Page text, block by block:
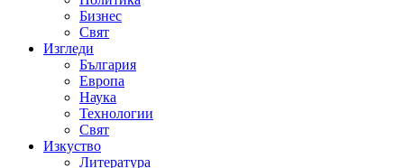
Бизнес
Свят
Изгледи
България
Европа
Наука
Технологии
Свят
Изкуство
Литература